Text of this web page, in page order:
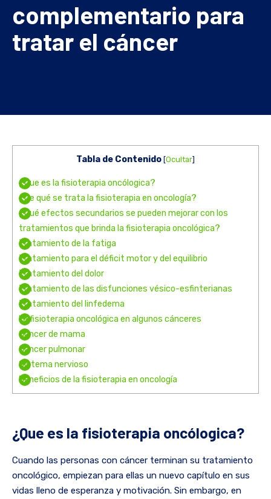
complementario para
tratar el cáncer
Tabla de Contenido [Ocultar]
¿Que es la fisioterapia oncólogica?
¿De qué se trata la fisioterapia en oncología?
¿Qué efectos secundarios se pueden mejorar con los
tratamientos que brinda la fisioterapia oncológica?
Tratamiento de la fatiga
Tratamiento para el déficit motor y del equilibrio
Tratamiento del dolor
Tratamiento de las disfunciones vésico-esfinterianas
Tratamiento del linfedema
La fisioterapia oncológica en algunos cánceres
Cáncer de mama
Cáncer pulmonar
Sistema nervioso
Beneficios de la fisioterapia en oncología
¿Que es la fisioterapia oncólogica?
Cuando las personas con cáncer terminan su tratamiento
oncológico, empiezan para ellas un nuevo capítulo en sus
vidas lleno de esperanza y motivación. Sin embargo, en